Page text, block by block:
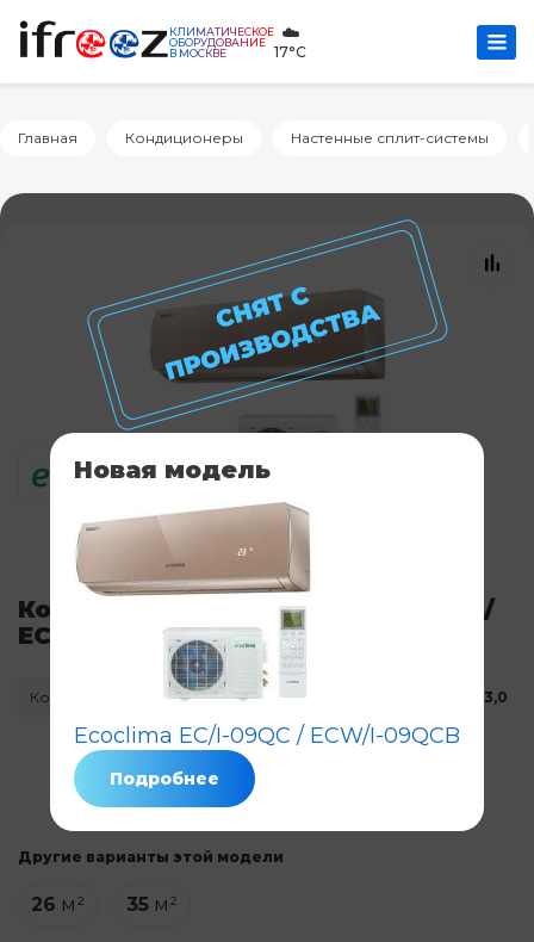
КЛИМАТИЧЕСКОЕ
ОБОРУДОВАНИЕ
В МОСКВЕ
☁️
17°C
Главная Кондиционеры Настенные сплит-системы
Кондиционер Ecoclima EC/I-07QC /
ECW/I-07QCB
Код: 5675 Нет в наличии 3,0
Гарантия 3 года
На установку
Другие варианты этой модели
26 м² 35 м²
Новая модель
Ecoclima EC/I-09QC / ECW/I-09QCB
Подробнее